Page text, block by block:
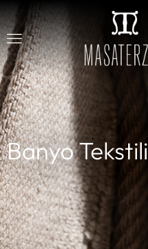
Banyo Tekstili